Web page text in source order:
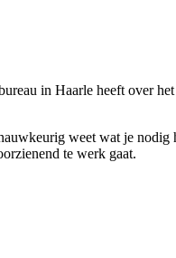
in Haarle heeft over
weet wat je nodig
te werk gaat.